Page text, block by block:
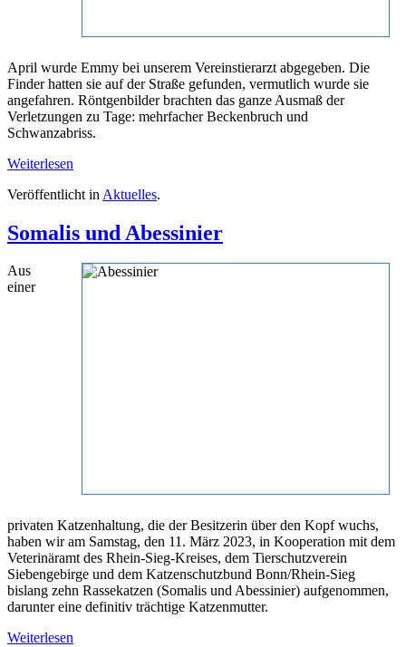
April wurde Emmy bei unserem Vereinstierarzt abgegeben. Die
Finder hatten sie auf der Straße gefunden, vermutlich wurde sie
angefahren. Röntgenbilder brachten das ganze Ausmaß der
Verletzungen zu Tage: mehrfacher Beckenbruch und
Schwanzabriss.
Weiterlesen
Veröffentlicht in Aktuelles.
Somalis und Abessinier
Aus
einer
privaten Katzenhaltung, die der Besitzerin über den Kopf wuchs,
haben wir am Samstag, den 11. März 2023, in Kooperation mit dem
Veterinäramt des Rhein-Sieg-Kreises, dem Tierschutzverein
Siebengebirge und dem Katzenschutzbund Bonn/Rhein-Sieg
bislang zehn Rassekatzen (Somalis und Abessinier) aufgenommen,
darunter eine definitiv trächtige Katzenmutter.
Weiterlesen